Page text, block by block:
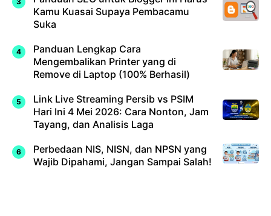
Kamu Kuasai Supaya Pembacamu
Suka
Panduan Lengkap Cara
Mengembalikan Printer yang di
Remove di Laptop (100% Berhasil)
Link Live Streaming Persib vs PSIM
Hari Ini 4 Mei 2026: Cara Nonton, Jam
Tayang, dan Analisis Laga
Perbedaan NIS, NISN, dan NPSN yang
Wajib Dipahami, Jangan Sampai Salah!